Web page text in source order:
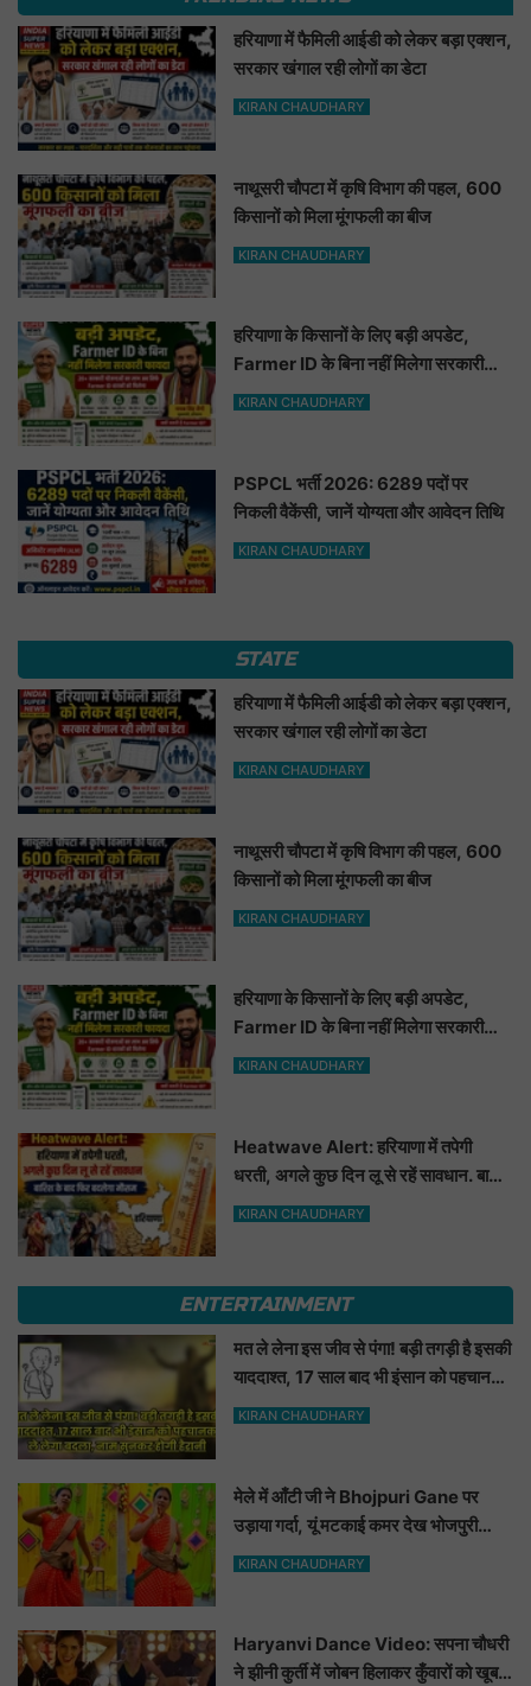
हरियाणा में फैमिली आईडी को लेकर बड़ा एक्शन,
सरकार खंगाल रही लोगों का डेटा
KIRAN CHAUDHARY
नाथूसरी चौपटा में कृषि विभाग की पहल, 600
किसानों को मिला मूंगफली का बीज
KIRAN CHAUDHARY
हरियाणा के किसानों के लिए बड़ी अपडेट,
Farmer ID के बिना नहीं मिलेगा सरकारी
फायदा
KIRAN CHAUDHARY
PSPCL भर्ती 2026: 6289 पदों पर
निकली वैकेंसी, जानें योग्यता और आवेदन तिथि
KIRAN CHAUDHARY
STATE
हरियाणा में फैमिली आईडी को लेकर बड़ा एक्शन,
सरकार खंगाल रही लोगों का डेटा
KIRAN CHAUDHARY
नाथूसरी चौपटा में कृषि विभाग की पहल, 600
किसानों को मिला मूंगफली का बीज
KIRAN CHAUDHARY
हरियाणा के किसानों के लिए बड़ी अपडेट,
Farmer ID के बिना नहीं मिलेगा सरकारी
फायदा
KIRAN CHAUDHARY
Heatwave Alert: हरियाणा में तपेगी
धरती, अगले कुछ दिन लू से रहें सावधान. बारिश
के बाद फिर बदलेगा मौसम
KIRAN CHAUDHARY
ENTERTAINMENT
मत ले लेना इस जीव से पंगा! बड़ी तगड़ी है इसकी
याददाश्त, 17 साल बाद भी इंसान को पहचानकर
ले लेगा बदला, नाम सुनकर होगी हैरानी...
KIRAN CHAUDHARY
मेले में आँटी जी ने Bhojpuri Gane पर
उड़ाया गर्दा, यूं मटकाई कमर देख भोजपुरी
हसीनाएं भी शरमाई a
KIRAN CHAUDHARY
Haryanvi Dance Video: सपना चौधरी
ने झीनी कुर्ती में जोबन हिलाकर कुँवारों को खूब